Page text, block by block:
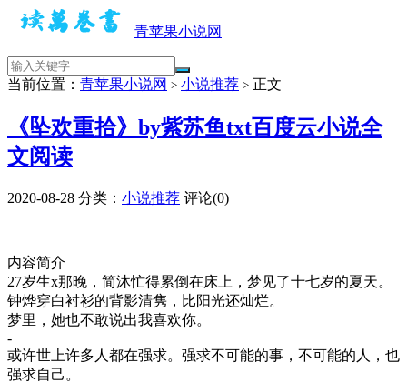
青苹果小说网
当前位置： 青苹果小说网 > 小说推荐 > 正文
《坠欢重拾》by紫苏鱼txt百度云小说全
文阅读
2020-08-28 分类： 小说推荐 评论(0)
内容简介
27岁生x那晚，简沐忙得累倒在床上，梦见了十七岁的夏天。
钟烨穿白衬衫的背影清隽，比阳光还灿烂。
梦里，她也不敢说出我喜欢你。
-
或许世上许多人都在强求。强求不可能的事，不可能的人，也
强求自己。